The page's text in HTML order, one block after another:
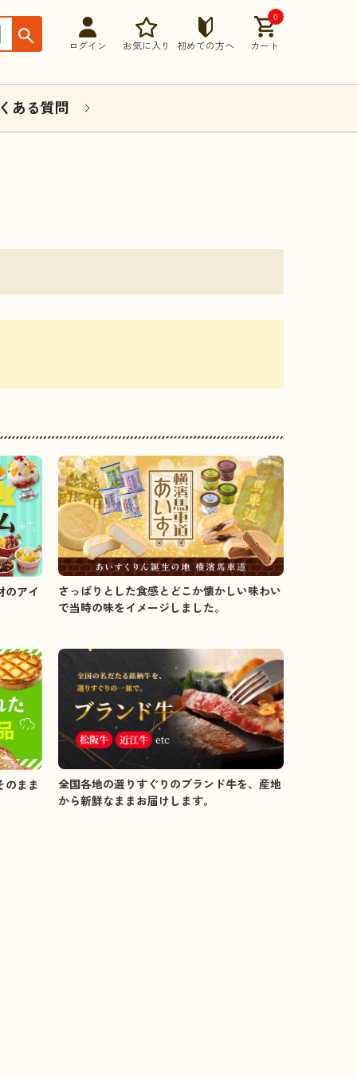
ログイン お気に入り 初めての方へ
0
カート
ある質問
のアイ
さっぱりとした食感とどこか懐かしい味わい
で当時の味をイメージしました。
のまま
全国各地の選りすぐりのブランド牛を、産地
から新鮮なままお届けします。